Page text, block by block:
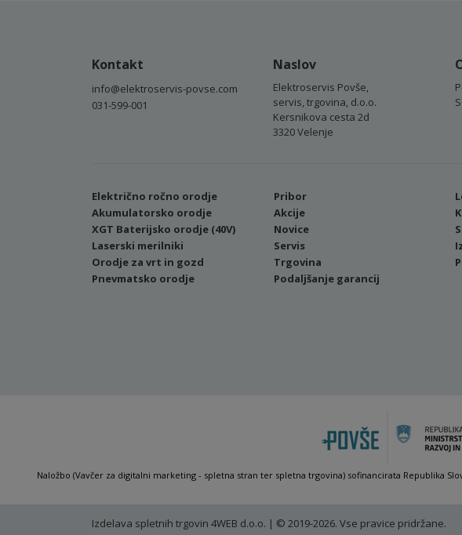
Kontakt
info@elektroservis-povse.com
031-599-001
Naslov
Elektroservis Povše,
servis, trgovina, d.o.o.
Kersnikova cesta 2d
3320 Velenje
Električno ročno orodje
Akumulatorsko orodje
XGT Baterijsko orodje (40V)
Laserski merilniki
Orodje za vrt in gozd
Pnevmatsko orodje
Pribor
Akcije
Novice
Servis
Trgovina
Podaljšanje garancij
Naložbo (Vavčer za digitalni marketing - spletna stran ter spletna trgovina) sofinancirata Republika
Izdelava spletnih trgovin 4WEB d.o.o. | © 2019-2026. Vse pravice pridržane.